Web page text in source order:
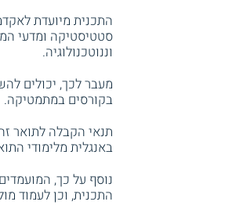
התכנית מיועדת
סטטיסטיקה ומדעי
וננוטכנולוגיה.
בקורסים במתמטיקה.
באנגלית מלימודי
נוסף על כך,
התכנית, וכן לעמוד